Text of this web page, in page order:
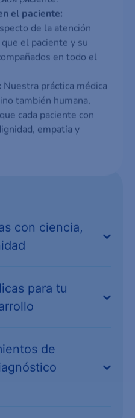
el paciente:
de la atención
el paciente y su
en todo el
Nuestra práctica médica
también humana,
cada paciente con
empatía y
con ciencia,
para tu
de